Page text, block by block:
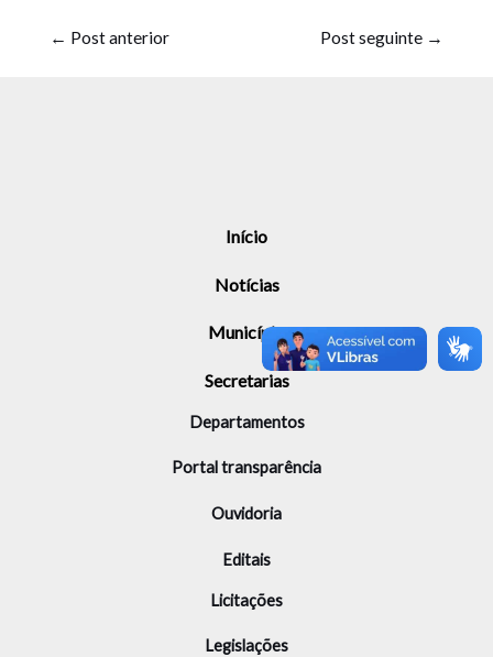
← Post anterior Post seguinte →
Início
Notícias
Município
Secretarias
Departamentos
Portal transparência
Ouvidoria
Editais
Licitações
Legislações